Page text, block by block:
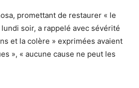
promettant de restaurer « le
soir, a rappelé avec sévérité
et la colère » exprimées avaient
», « aucune cause ne peut les